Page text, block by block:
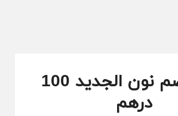
كود خصم نون الجديد 100
درهم